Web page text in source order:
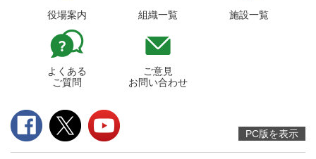
役場案内 組織一覧 施設一覧
よくある
ご質問
ご意見
お問い合わせ
PC版を表示